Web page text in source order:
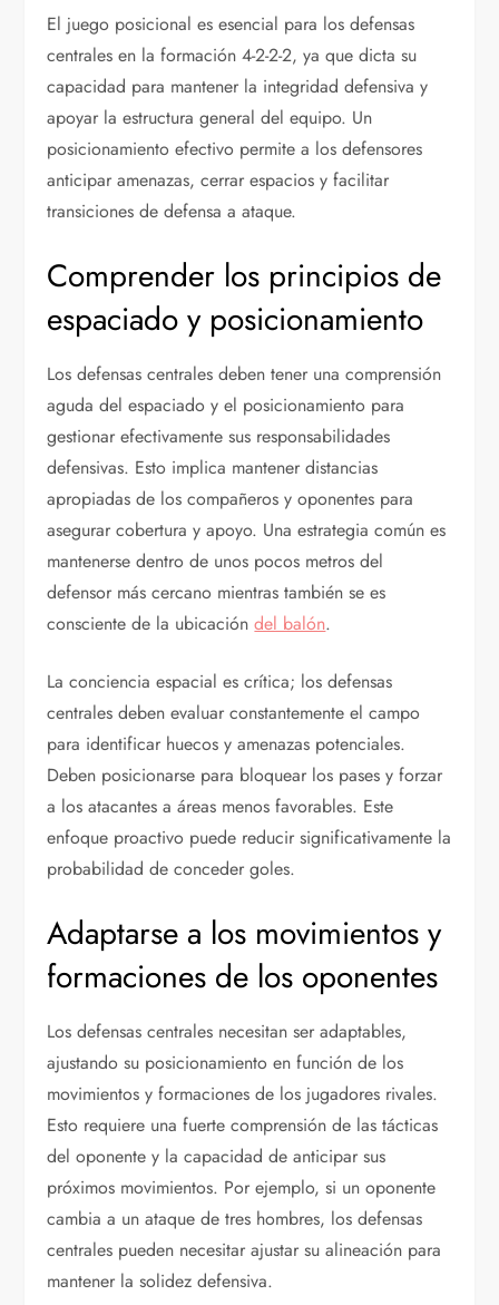
El juego posicional es esencial para los defensas
centrales en la formación 4-2-2-2, ya que dicta su
capacidad para mantener la integridad defensiva y
apoyar la estructura general del equipo. Un
posicionamiento efectivo permite a los defensores
anticipar amenazas, cerrar espacios y facilitar
transiciones de defensa a ataque.
Comprender los principios de
espaciado y posicionamiento
Los defensas centrales deben tener una comprensión
aguda del espaciado y el posicionamiento para
gestionar efectivamente sus responsabilidades
defensivas. Esto implica mantener distancias
apropiadas de los compañeros y oponentes para
asegurar cobertura y apoyo. Una estrategia común es
mantenerse dentro de unos pocos metros del
defensor más cercano mientras también se es
consciente de la ubicacióndel balón.
La conciencia espacial es crítica; los defensas
centrales deben evaluar constantemente el campo
para identificar huecos y amenazas potenciales.
Deben posicionarse para bloquear los pases y forzar
a los atacantes a áreas menos favorables. Este
enfoque proactivo puede reducir significativamente la
probabilidad de conceder goles.
Adaptarse a los movimientos y
formaciones de los oponentes
Los defensas centrales necesitan ser adaptables,
ajustando su posicionamiento en función de los
movimientos y formaciones de los jugadores rivales.
Esto requiere una fuerte comprensión de las tácticas
del oponente y la capacidad de anticipar sus
próximos movimientos. Por ejemplo, si un oponente
cambia a un ataque de tres hombres, los defensas
centrales pueden necesitar ajustar su alineación para
mantener la solidez defensiva.